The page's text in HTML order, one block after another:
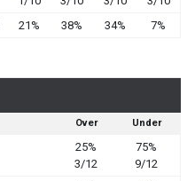
21% 38% 34% 7%
Over Under
25%
3/12
75%
9/12